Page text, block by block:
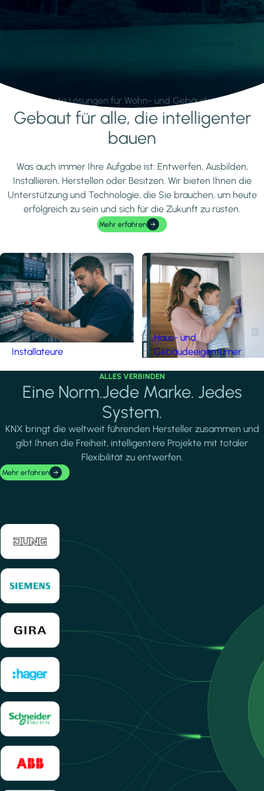
Intelligente Lösungen für Wohn- und Gebäudetechnik.
Mehr erfahren
Gebaut für alle, die intelligenter
bauen
Was auch immer Ihre Aufgabe ist: Entwerfen, Ausbilden,
Installieren, Herstellen oder Besitzen. Wir bieten Ihnen die
Unterstützung und Technologie, die Sie brauchen, um heute
erfolgreich zu sein und sich für die Zukunft zu rüsten.
Mehr erfahren
Installateure
Haus- und
Gebäudeeigentümer
ALLES VERBINDEN
Eine Norm.Jede Marke. Jedes
System.
KNX bringt die weltweit führenden Hersteller zusammen und
gibt Ihnen die Freiheit, intelligentere Projekte mit totaler
Flexibilität zu entwerfen.
Mehr erfahren